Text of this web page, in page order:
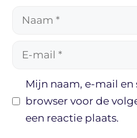
Naam
Mijn naam, e-mail en
browser voor de
een reactie plaats.